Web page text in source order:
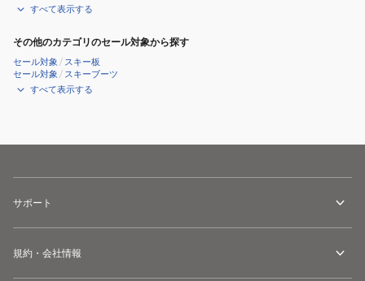
すべて表示する
その他のカテゴリのセール対象から探す
セール対象 / スキー板
セール対象 / スキーブーツ
すべて表示する
サポート
規約・会社情報